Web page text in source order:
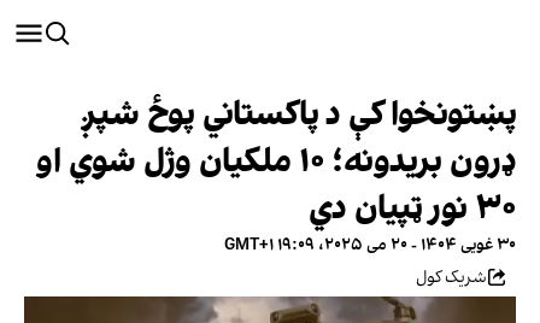
پښتونخوا کې د پاکستاني پوځ شپږ
ډرون بریدونه؛ ۱۰ ملکیان وژل شوي او
۳۰ نور ټپیان دي
۳۰ غویی ۱۴۰۴ - ۲۰ می ۲۰۲۵، ۱۹:۰۹ GMT+۱
شریک کول